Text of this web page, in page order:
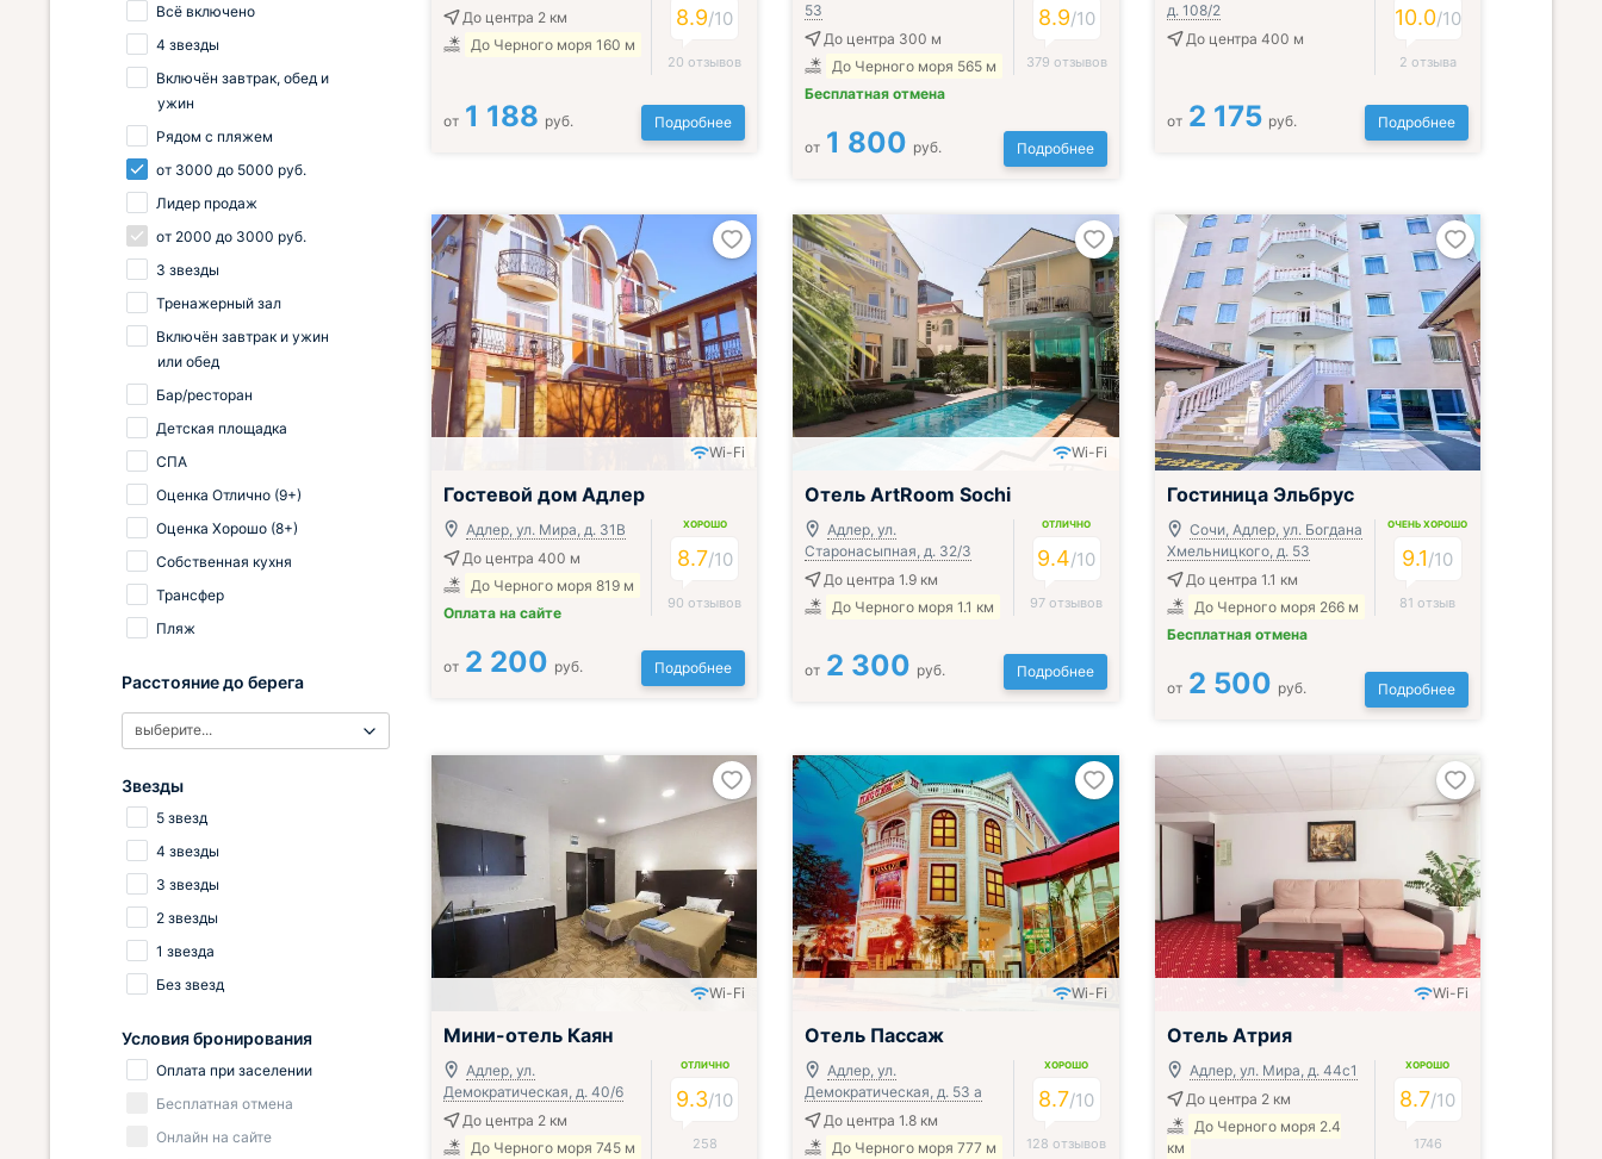
До центра 2 км
До Черного моря 160 м
8.9/10
20 отзывов
от 1 188 руб. Подробнее
53
До центра 300 м
До Черного моря 565 м
Бесплатная отмена
8.9/10
379 отзывов
от 1 800 руб. Подробнее
д. 108/2
До центра 400 м
10.0/10
2 отзыва
от 2 175 руб. Подробнее
Wi-Fi
Гостевой дом Адлер
Адлер, ул. Мира, д. 31В
До центра 400 м
До Черного моря 819 м
Оплата на сайте
ХОРОШО
8.7/10
90 отзывов
от 2 200 руб. Подробнее
Wi-Fi
Отель ArtRoom Sochi
Адлер, ул.
Старонасыпная, д. 32/3
До центра 1.9 км
До Черного моря 1.1 км
ОТЛИЧНО
9.4/10
97 отзывов
от 2 300 руб. Подробнее
Гостиница Эльбрус
Сочи, Адлер, ул. Богдана
Хмельницкого, д. 53
До центра 1.1 км
До Черного моря 266 м
Бесплатная отмена
ОЧЕНЬ ХОРОШО
9.1/10
81 отзыв
от 2 500 руб. Подробнее
Wi-Fi
Мини-отель Каян
Адлер, ул.
Демократическая, д. 40/6
До центра 2 км
До Черного моря 745 м
ОТЛИЧНО
9.3/10
258
Wi-Fi
Отель Пассаж
Адлер, ул.
Демократическая, д. 53 а
До центра 1.8 км
До Черного моря 777 м
ХОРОШО
8.7/10
128 отзывов
Включён завтрак, обед и ужин
Wi-Fi
Отель Атрия
Адлер, ул. Мира, д. 44с1
До центра 2 км
До Черного моря 2.4
км
ХОРОШО
8.7/10
1746
Всё включено
4 звезды
Включён завтрак, обед и
ужин
Рядом с пляжем
от 3000 до 5000 руб.
Лидер продаж
от 2000 до 3000 руб.
3 звезды
Тренажерный зал
Включён завтрак и ужин
или обед
Бар/ресторан
Детская площадка
СПА
Оценка Отлично (9+)
Оценка Хорошо (8+)
Собственная кухня
Трансфер
Пляж
Расстояние до берега
выберите...
Звезды
5 звезд
4 звезды
3 звезды
2 звезды
1 звезда
Без звезд
Условия бронирования
Оплата при заселении
Бесплатная отмена
Онлайн на сайте